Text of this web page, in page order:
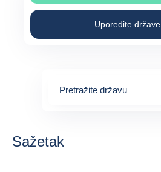
Uporedite države
Pretražite državu
Sažetak